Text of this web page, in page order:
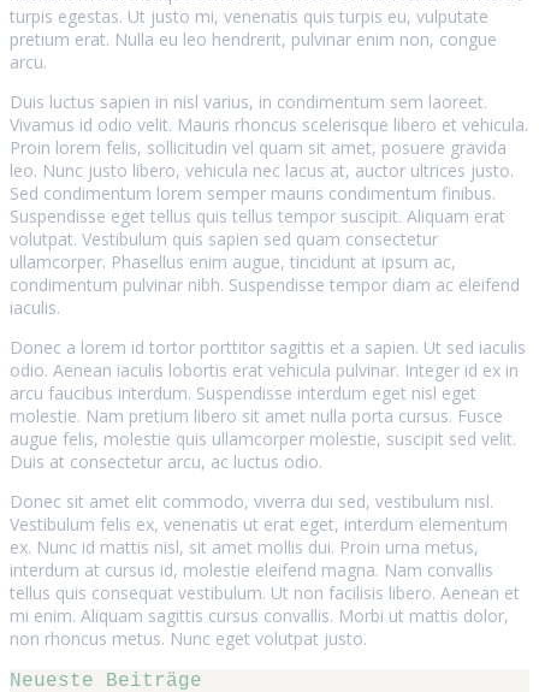
turpis egestas. Ut justo mi, venenatis quis turpis eu, vulputate
pretium erat. Nulla eu leo hendrerit, pulvinar enim non, congue
arcu.
Duis luctus sapien in nisl varius, in condimentum sem laoreet.
Vivamus id odio velit. Mauris rhoncus scelerisque libero et vehicula.
Proin lorem felis, sollicitudin vel quam sit amet, posuere gravida
leo. Nunc justo libero, vehicula nec lacus at, auctor ultrices justo.
Sed condimentum lorem semper mauris condimentum finibus.
Suspendisse eget tellus quis tellus tempor suscipit. Aliquam erat
volutpat. Vestibulum quis sapien sed quam consectetur
ullamcorper. Phasellus enim augue, tincidunt at ipsum ac,
condimentum pulvinar nibh. Suspendisse tempor diam ac eleifend
iaculis.
Donec a lorem id tortor porttitor sagittis et a sapien. Ut sed iaculis
odio. Aenean iaculis lobortis erat vehicula pulvinar. Integer id ex in
arcu faucibus interdum. Suspendisse interdum eget nisl eget
molestie. Nam pretium libero sit amet nulla porta cursus. Fusce
augue felis, molestie quis ullamcorper molestie, suscipit sed velit.
Duis at consectetur arcu, ac luctus odio.
Donec sit amet elit commodo, viverra dui sed, vestibulum nisl.
Vestibulum felis ex, venenatis ut erat eget, interdum elementum
ex. Nunc id mattis nisl, sit amet mollis dui. Proin urna metus,
interdum at cursus id, molestie eleifend magna. Nam convallis
tellus quis consequat vestibulum. Ut non facilisis libero. Aenean et
mi enim. Aliquam sagittis cursus convallis. Morbi ut mattis dolor,
non rhoncus metus. Nunc eget volutpat justo.
Neueste Beiträge